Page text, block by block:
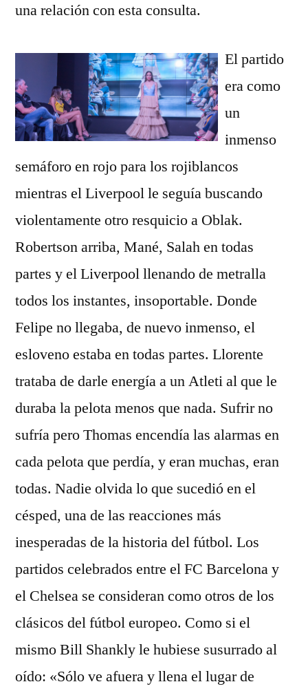
una relación con esta consulta.
El partido
era como
un
inmenso
semáforo en rojo para los rojiblancos
mientras el Liverpool le seguía buscando
violentamente otro resquicio a Oblak.
Robertson arriba, Mané, Salah en todas
partes y el Liverpool llenando de metralla
todos los instantes, insoportable. Donde
Felipe no llegaba, de nuevo inmenso, el
esloveno estaba en todas partes. Llorente
trataba de darle energía a un Atleti al que le
duraba la pelota menos que nada. Sufrir no
sufría pero Thomas encendía las alarmas en
cada pelota que perdía, y eran muchas, eran
todas. Nadie olvida lo que sucedió en el
césped, una de las reacciones más
inesperadas de la historia del fútbol. Los
partidos celebrados entre el FC Barcelona y
el Chelsea se consideran como otros de los
clásicos del fútbol europeo. Como si el
mismo Bill Shankly le hubiese susurrado al
oído: «Sólo ve afuera y llena el lugar de